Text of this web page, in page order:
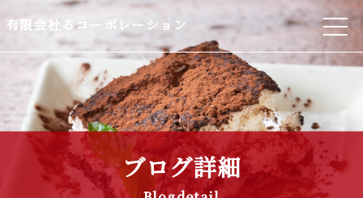
有限会社るコーポレーション
ブログ詳細